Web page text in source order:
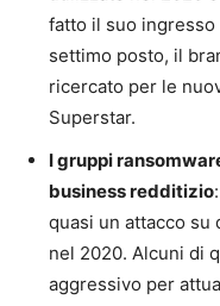
fatto il suo
settimo posto, il
ricercato per le
Superstar.
I gruppi
business redditizio
quasi un attacco su
nel 2020. Alcuni di
aggressivo per